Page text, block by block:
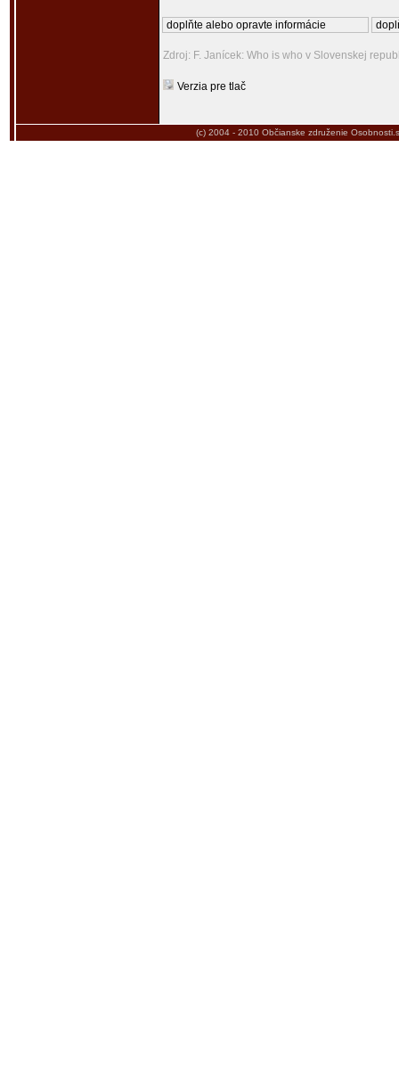
doplňte alebo opravte informácie
Zdroj: F. Janícek: Who is who v Slovenskej
Verzia pre tlač
(c) 2004 - 2010 Občianske združenie